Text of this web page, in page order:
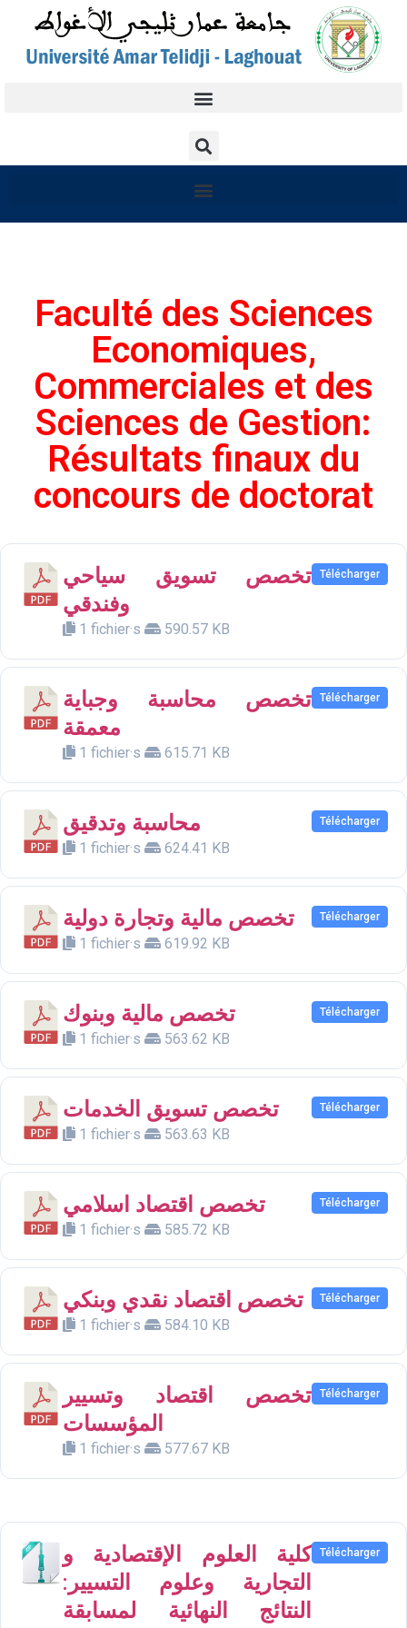
Faculté des Sciences
Economiques,
Commerciales et des
Sciences de Gestion:
Résultats finaux du
concours de doctorat
تخصص تسويق سياحي
وفندقي
1 fichier·s 590.57 KB
Télécharger
تخصص محاسبة وجباية
معمقة
1 fichier·s 615.71 KB
Télécharger
محاسبة وتدقيق
1 fichier·s 624.41 KB
Télécharger
تخصص مالية وتجارة دولية
1 fichier·s 619.92 KB
Télécharger
تخصص مالية وبنوك
1 fichier·s 563.62 KB
Télécharger
تخصص تسويق الخدمات
1 fichier·s 563.63 KB
Télécharger
تخصص اقتصاد اسلامي
1 fichier·s 585.72 KB
Télécharger
تخصص اقتصاد نقدي وبنكي
1 fichier·s 584.10 KB
Télécharger
تخصص اقتصاد وتسيير
المؤسسات
1 fichier·s 577.67 KB
Télécharger
كلية العلوم الإقتصادية و
التجارية وعلوم التسيير:
النتائج النهائية لمسابقة
Télécharger